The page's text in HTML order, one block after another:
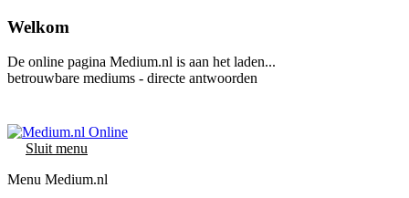
Welkom
De online pagina Medium.nl is aan het laden...
betrouwbare mediums - directe antwoorden
Sluit menu
Menu Medium.nl